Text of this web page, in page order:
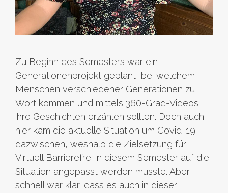
Zu Beginn des Semesters war ein
Generationenprojekt geplant, bei welchem
Menschen verschiedener Generationen zu
Wort kommen und mittels 360-Grad-Videos
ihre Geschichten erzählen sollten. Doch auch
hier kam die aktuelle Situation um Covid-19
dazwischen, weshalb die Zielsetzung für
Virtuell Barrierefrei in diesem Semester auf die
Situation angepasst werden musste. Aber
schnell war klar, dass es auch in dieser